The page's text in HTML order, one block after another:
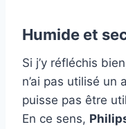
Humide et
Si j’y réfléchis
n’ai pas utilisé un
puisse pas être
En ce sens,